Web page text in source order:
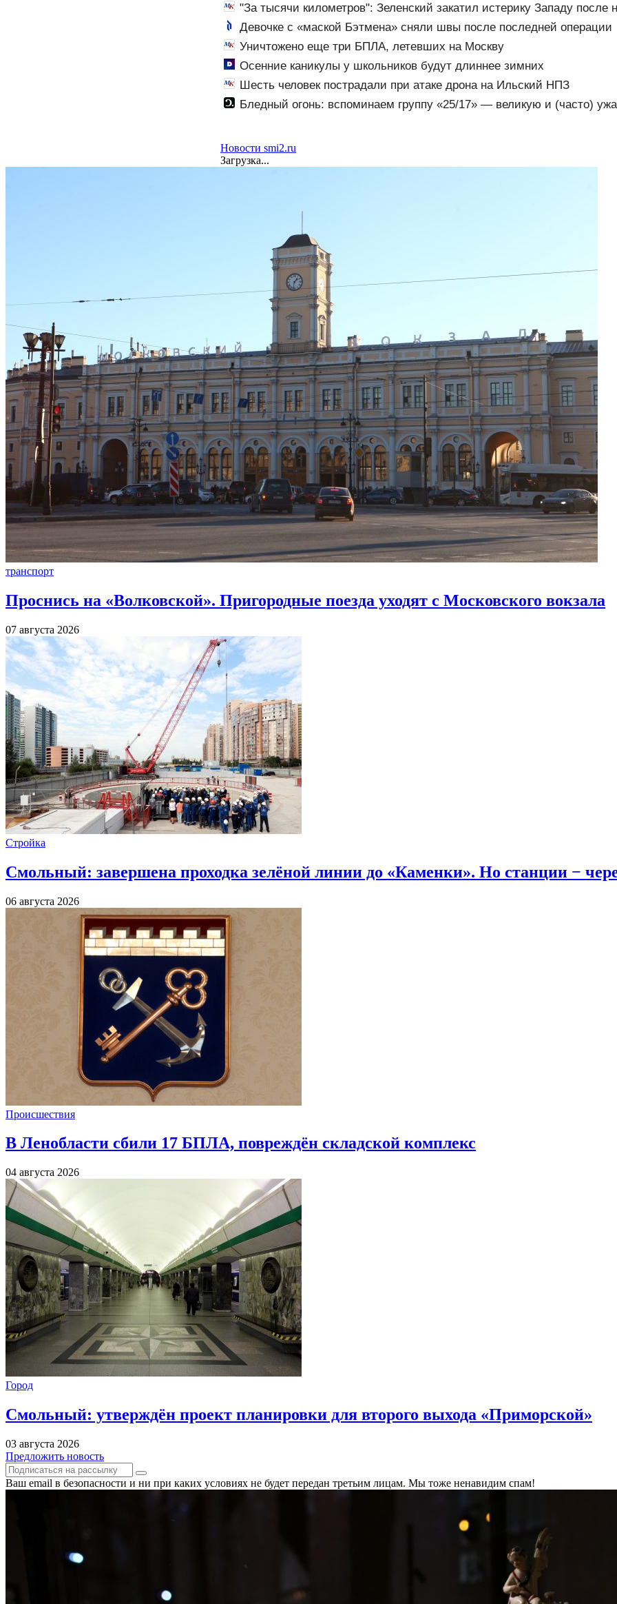
"За тысячи километров": Зеленский закатил истерику Западу после
Девочке с «маской Бэтмена» сняли швы после последней операции
Уничтожено еще три БПЛА, летевших на Москву
Осенние каникулы у школьников будут длиннее зимних
Шесть человек пострадали при атаке дрона на Ильский НПЗ
Бледный огонь: вспоминаем группу «25/17» — великую и (часто)
Новости smi2.ru
Загрузка...
транспорт
Проснись на «Волковской». Пригородные поезда уходят с Московского вокзала
07 августа 2026
Стройка
Смольный: завершена проходка зелёной линии до «Каменки». Но станции −
06 августа 2026
Происшествия
В Ленобласти сбили 17 БПЛА, повреждён складской комплекс
04 августа 2026
Город
Смольный: утверждён проект планировки для второго выхода «Приморской»
03 августа 2026
Предложить новость
Ваш email в безопасности и ни при каких условиях не будет передан третьим лицам. Мы тоже ненавидим спам!